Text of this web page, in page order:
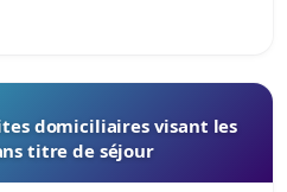
domiciliaires visant les
titre de séjour